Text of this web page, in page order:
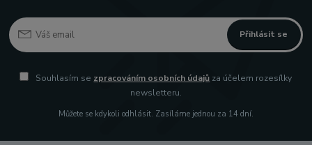
Přihlásit se
Souhlasím se zpracováním osobních údajů za účelem rozesílky
newsletteru.
Můžete se kdykoli odhlásit. Zasíláme jednou za 14 dní.